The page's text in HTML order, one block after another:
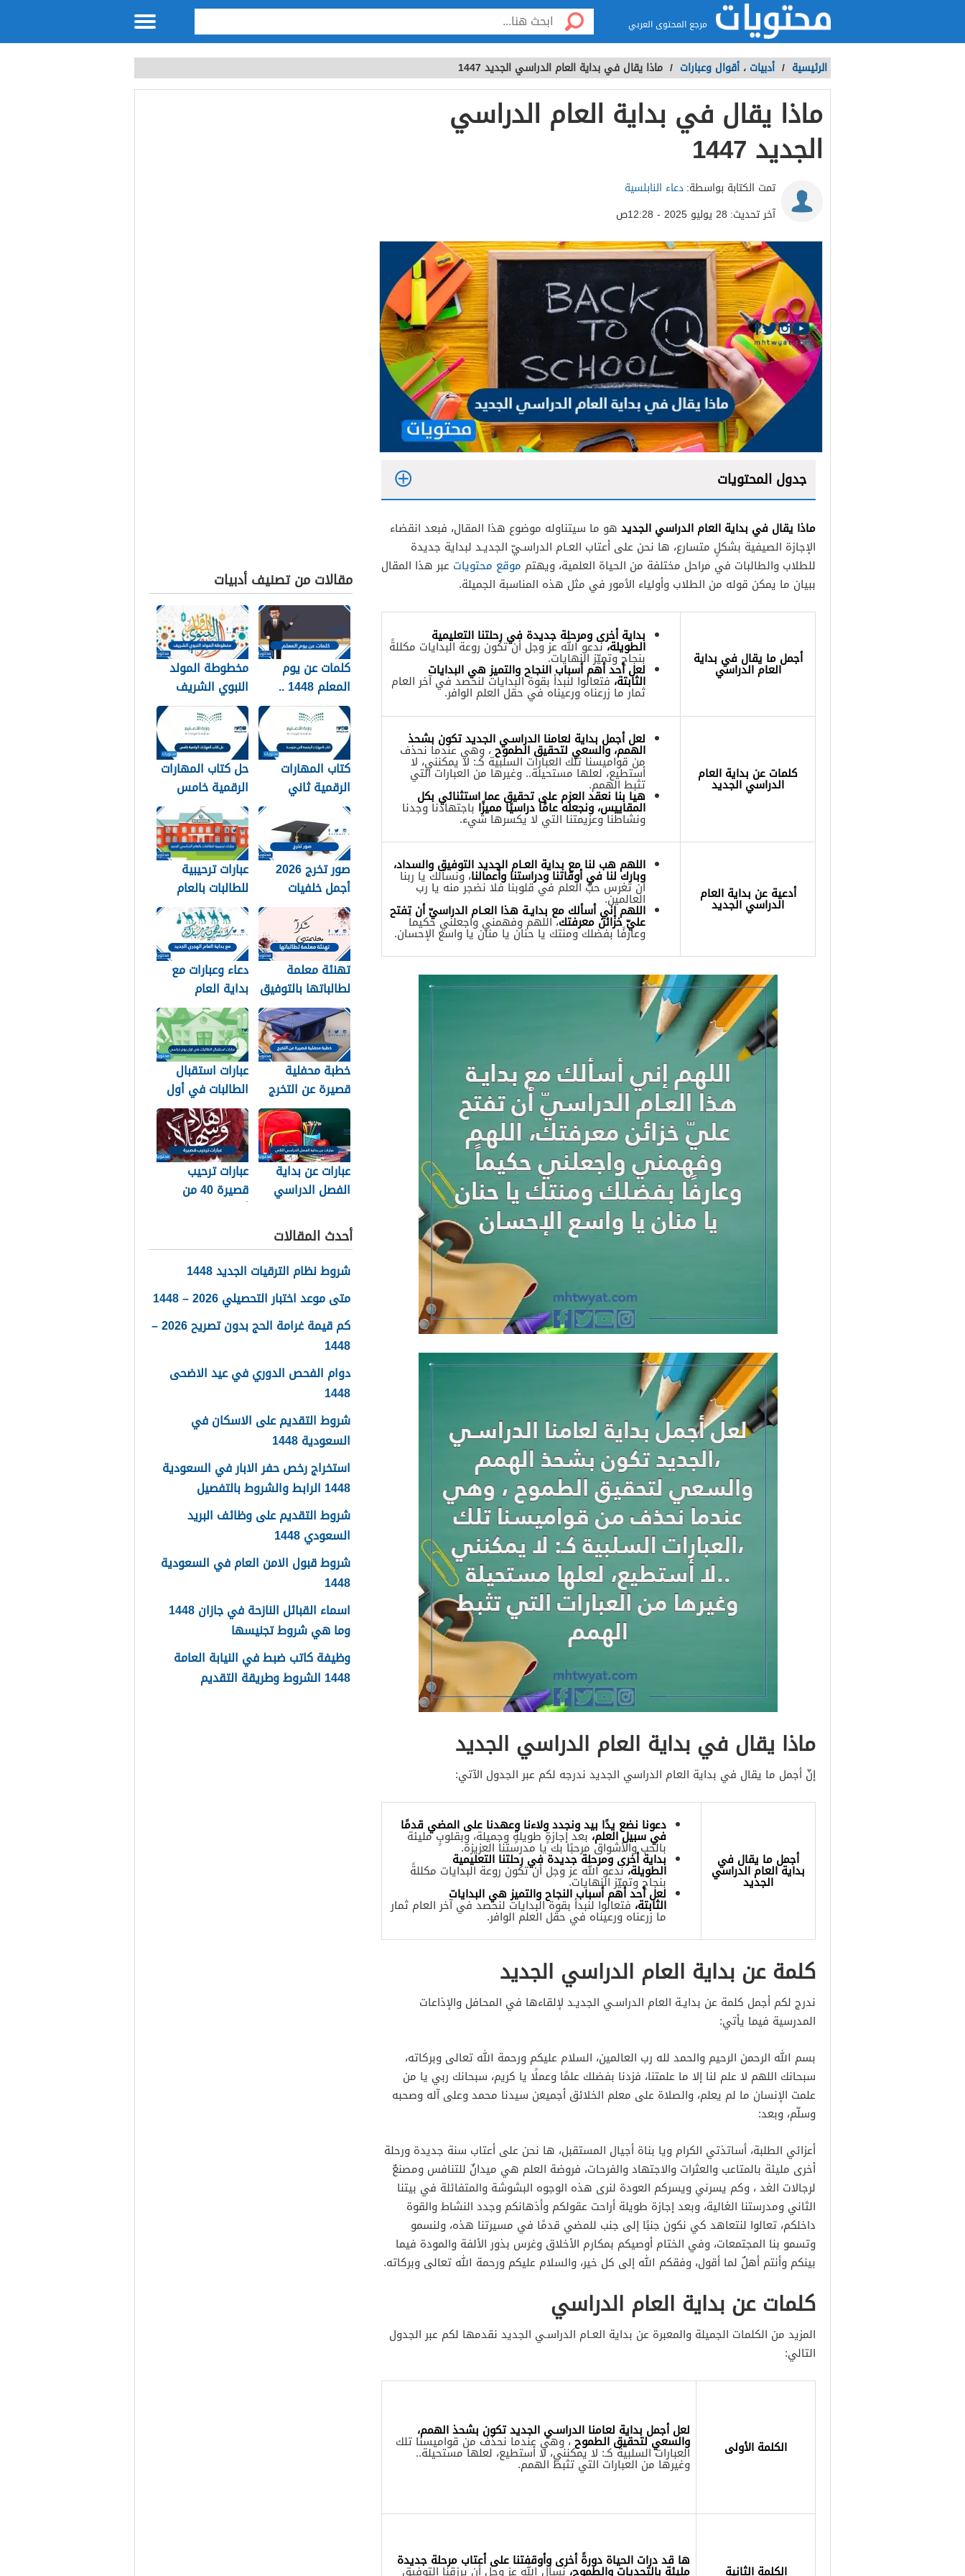
مرجع المحتوى العربي
الرئيسية / أدبيات ، أقوال وعبارات / ماذا يقال في بداية العام الدراسي الجديد 1447
ماذا يقال في بداية العام الدراسي
الجديد 1447
تمت الكتابة بواسطة:دعاء النابلسية
آخر تحديث: 28 يوليو 2025 - 12:28ص
جدول المحتويات
ماذا يقال في بداية العام الدراسي الجديد هو ما سيتناوله موضوع هذا المقال، فبعد انقضاء
الإجازة الصيفية بشكلٍ متسارع، ها نحن على أعتاب العـام الدراسـيّ الجديـد لبداية جديدة
للطلاب والطالبات في مراحل مختلفة من الحياة العلمية، ويهتم موقع محتويات عبر هذا المقال
ببيان ما يمكن قوله من الطلاب وأولياء الأمور في مثل هذه المناسبة الجميلة.
أجمل ما يقال في بداية
العام الدراسي
بداية أخرى ومرحلة جديدة في رحلتنا التعليمية
الطويلة،ندعو الله عز وجل أن تكون روعة البدايات مكللةً
بنجاح وتميّز النهايات.
لعل أحد أهم أسباب النجاح والتميز هي البدايات
الثابتة، فتعالوا لنبدأ بقوة البدايات لنحصد في آخر العام
ثمار ما زرعناه ورعيناه في حقل العلم الوافر.
كلمات عن بداية العام
الدراسي الجديد
لعل أجمل بداية لعامنا الدراسـي الجديد تكون بشحذ
الهمم، والسعي لتحقيق الطموح، وهي عندما نحذف
من قواميسنا تلك العبارات السلبية كـ: لا يمكنني، لا
أستطيع، لعلها مستحيلة.. وغيرها من العبارات التي
تثبط الهمم.
هيا بنا نعقد العزم على تحقيق عما استثنائي بكل
المقاييس، ونجعله عامًا دراسيًا مميزًا باجتهادنا وجدنا
ونشاطنا وعزيمتنا التي لا يكسرها شيء.
أدعية عن بداية العام
الدراسي الجديد
اللهم هب لنا مع بداية العـام الجديد التوفيق والسداد،
وبارك لنا في أوقاتنا ودراستنا وأعمالنا، ونسألك يا ربنا
أن تغرس حبّ العلم في قلوبنا فلا نضجر منه يا رب
العالمين.
اللهم إني أسألك مع بدايـة هذا العـام الدراسيّ أن تفتح
عليّ خزائن معرفتك، اللهم وفهمني واجعلني حكيماً
وعارفًا بفضلك ومنتك يا حنان يا منان يا واسع الإحسان.
ماذا يقال في بداية العام الدراسي الجديد
إنّ أجمل ما يقال في بداية العام الدراسي الجديد ندرجه لكم عبر الجدول الآتي:
أجمل ما يقال في
بداية العام الدراسي
الجديد
دعونا نضع يدًا بيد ونجدد ولاءنا وعهدنا على المضي قدمًا
في سبيل العلم،بعد إجازةٍ طويلةٍ وجميلة، وبقلوبٍ مليئة
بالحب والأشواق مرحبًا بك يا مدرستنا العزيزة.
بداية أخرى ومرحلة جديدة في رحلتنا التعليمية
الطويلة،ندعو الله عز وجل أن تكون روعة البدايات مكللةً
بنجاح وتميّز النهايات.
لعل أحد أهم أسباب النجاح والتميز هي البدايات
الثابتة، فتعالوا لنبدأ بقوة البدايات لنحصد في آخر العام ثمار
ما زرعناه ورعيناه في حقل العلم الوافر.
كلمة عن بداية العام الدراسي الجديد
ندرج لكم أجمل كلمة عن بدايـة العام الدراسـي الجديـد لإلقاءها في المحافل والإذاعات
المدرسية فيما يأتي:
بسم الله الرحمن الرحيم والحمد لله رب العالمين، السلام عليكم ورحمة الله تعالى وبركاته،
سبحانك اللهم لا علم لنا إلا ما علمتنا، فزدنا بفضلك علمًا وعملًا يا كريم، سبحانك ربي يا من
علمت الإنسان ما لم يعلم، والصلاة على معلم الخلائق أجميعن سيدنا محمد وعلى آله وصحبه
وسلّم، وبعد:
أعزائي الطلبة، أساتذتي الكرام ويا بناة أجيال المستقبل، ها نحن على أعتاب سنة جديدة ورحلة
أخرى مليئة بالمتاعب والعثرات والاجتهاد والفرحات، فروضة العلم هي ميدانٌ للتنافس ومصنعٌ
لرجالات الغد ، وكم يسرني ويسركم العودة لنرى هذه الوجوه البشوشة والمتفائلة في بيتنا
الثاني ومدرستنا الغالية، وبعد إجازة طويلة أراحت عقولكم وأذهانكم وجدد النشاط والقوة
داخلكم، تعالوا لنتعاهد كي نكون جنبًا إلى جنب للمضي قدمًا في مسيرتنا هذه، ولنسمو
وتسمو بنا المجتمعات، وفي الختام أوصيكم بمكارم الأخلاق وغرس بذور الألفة والمودة فيما
بينكم وأنتم أهلٌ لما أقول، وفقكم الله إلى كل خير، والسلام عليكم ورحمة الله تعالى وبركاته.
كلمات عن بداية العام الدراسي
المزيد من الكلمات الجميلة والمعبرة عن بداية العـام الدراسـي الجديد نقدمها لكم عبر الجدول
التالي:
الكلمة الأولى
لعل أجمل بداية لعامنا الدراسـي الجديد تكون بشحذ الهمم،
والسعي لتحقيق الطموح، وهي عندما نحذف من قواميسنا تلك
العبارات السلبية كـ: لا يمكنني، لا أستطيع، لعلها مستحيلة..
وغيرها من العبارات التي تثبط الهمم.
الكلمة الثانية
ها قد درات الحياة دورةً أخرى وأوقفتنا على أعتاب مرحلة جديدة
مليئة بالتحديات والطموح،نسأل الله عز وجل أن يرزقنا التوفيق
مقالات من تصنيف أدبيات
كلمات عن يوم
المعلم 1448 ..
عبارات عن يوم
المعلم مكتوبة
1448
مخطوطة المولد
النبوي الشريف
2026 جديدة
كتاب المهارات
الرقمية ثاني
متوسط 1448
حل كتاب المهارات
الرقمية خامس
1448
صور تخرج 2026
أجمل خلفيات
رمزيات استكرات
مبروك التخرج
1448
عبارات ترحيبية
للطالبات بالعام
الدراسي الجديد
1448 بالصور
تهنئة معلمة
لطالباتها بالتوفيق
والنجاح والتخرج
2026
دعاء وعبارات مع
بداية العام
الهجري الجديد
1448
خطبة محفلية
قصيرة عن التخرج
2026
عبارات استقبال
الطالبات في أول
يوم دراسي 1448
عبارات عن بداية
الفصل الدراسي
عبارات ترحيب
قصيرة 40 من
أجمل عبارات ترحيب
2026
أحدث المقالات
شروط نظام الترقيات الجديد 1448
متى موعد اختبار التحصيلي 2026 – 1448
كم قيمة غرامة الحج بدون تصريح 2026 –
1448
دوام الفحص الدوري في عيد الاضحى
1448
شروط التقديم على الاسكان في
السعودية 1448
استخراج رخص حفر الابار في السعودية
1448 الرابط والشروط بالتفصيل
شروط التقديم على وظائف البريد
السعودي 1448
شروط قبول الامن العام في السعودية
1448
اسماء القبائل النازحة في جازان 1448
وما هي شروط تجنيسها
وظيفة كاتب ضبط في النيابة العامة
1448 الشروط وطريقة التقديم